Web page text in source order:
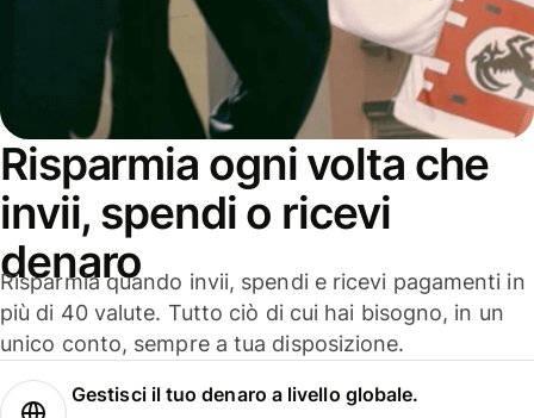
Risparmia ogni volta che
invii, spendi o ricevi
denaro
Risparmia quando invii, spendi e ricevi pagamenti in
più di 40 valute. Tutto ciò di cui hai bisogno, in un
unico conto, sempre a tua disposizione.
Gestisci il tuo denaro a livello globale.